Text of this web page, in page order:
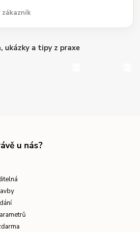
zákazník
ukázky a tipy z praxe
u nás?